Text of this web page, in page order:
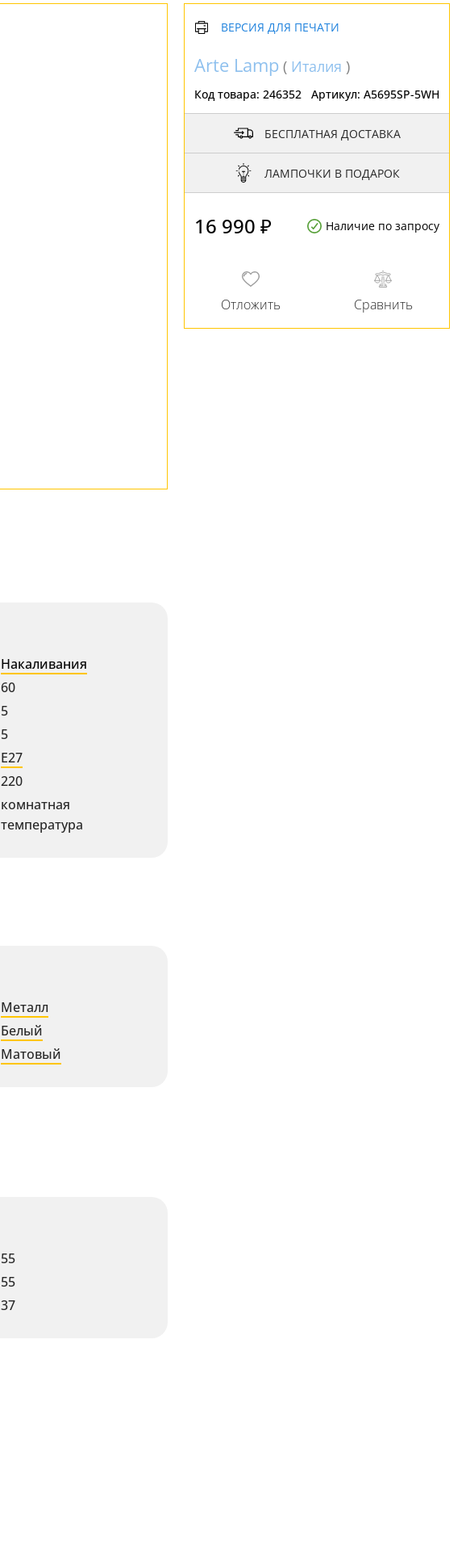
Накаливания
60
5
5
E27
220
комнатная
температура
Металл
Белый
Матовый
55
55
37
ВЕРСИЯ ДЛЯ ПЕЧАТИ
Arte Lamp ( Италия )
Код товара: 246352 Артикул: A5695SP-5WH
БЕСПЛАТНАЯ ДОСТАВКА
ЛАМПОЧКИ В ПОДАРОК
16 990 ₽ Наличие по запросу